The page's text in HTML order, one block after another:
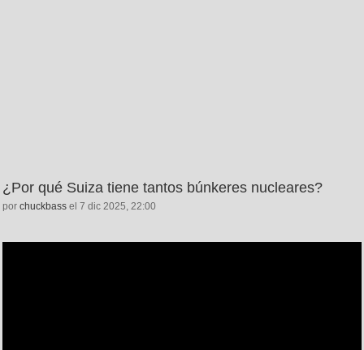
¿Por qué Suiza tiene tantos búnkeres nucleares?
por chuckbass el 7 dic 2025, 22:00